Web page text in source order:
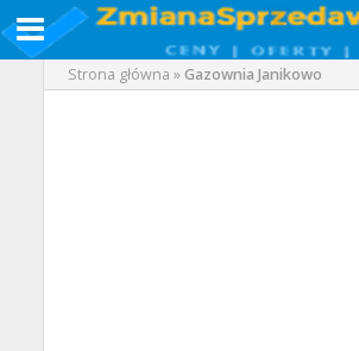
Strona główna »Gazownia Janikowo